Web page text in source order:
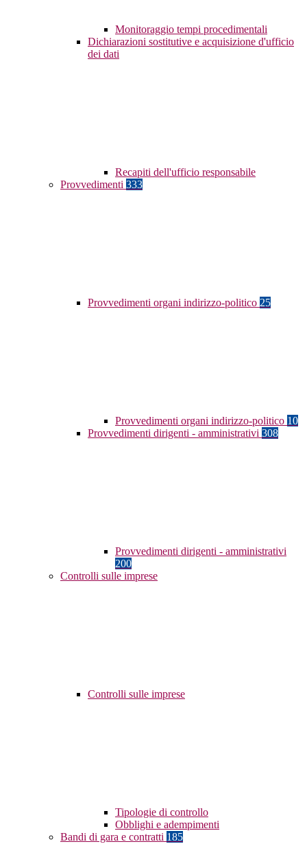
Monitoraggio tempi procedimentali
Dichiarazioni sostitutive e acquisizione d'ufficio
dei dati
Recapiti dell'ufficio responsabile
Provvedimenti 333
Provvedimenti organi indirizzo-politico 25
Provvedimenti organi indirizzo-politico 10
Provvedimenti dirigenti - amministrativi 308
Provvedimenti dirigenti - amministrativi
200
Controlli sulle imprese
Controlli sulle imprese
Tipologie di controllo
Obblighi e adempimenti
Bandi di gara e contratti 185